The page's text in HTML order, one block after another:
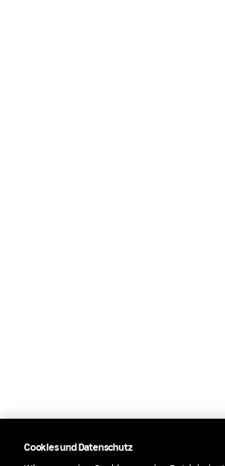
Cookies und Datenschutz